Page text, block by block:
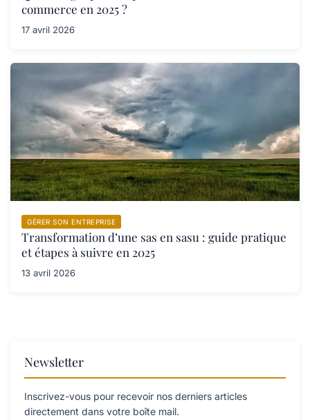
commerce en 2025 ?
17 avril 2026
GÉRER SON ENTREPRISE
Transformation d’une sas en sasu : guide pratique
et étapes à suivre en 2025
13 avril 2026
Newsletter
Inscrivez-vous pour recevoir nos derniers articles
directement dans votre boîte mail.